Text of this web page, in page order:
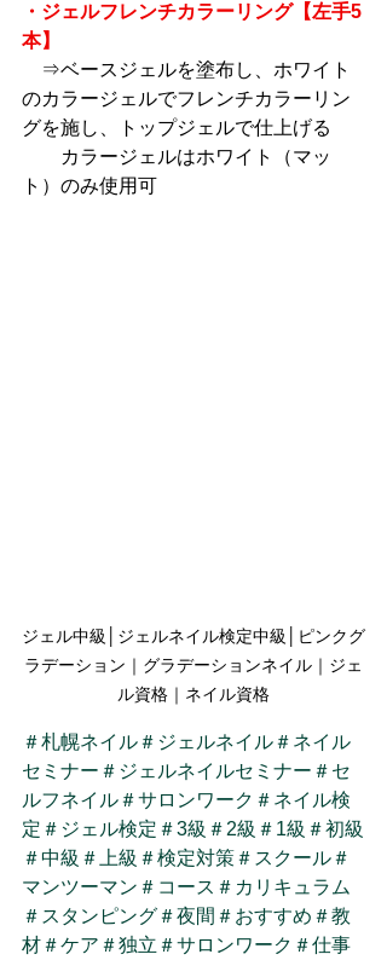
・ジェルフレンチカラーリング【左手5
本】
⇒ベースジェルを塗布し、ホワイト
のカラージェルでフレンチカラーリン
グを施し、トップジェルで仕上げる
カラージェルはホワイト（マッ
ト）のみ使用可
ジェル中級│ジェルネイル検定中級│ピンクグ
ラデーション｜グラデーションネイル｜ジェ
ル資格｜ネイル資格
＃札幌ネイル＃ジェルネイル＃ネイル
セミナー ＃ジェルネイルセミナー ＃セ
ルフネイル＃サロンワーク ＃ネイル検
定 ＃ジェル検定 ＃3級 ＃2級 ＃1級 ＃初級
＃中級 ＃上級 ＃検定対策＃スクール＃
マンツーマン ＃コース ＃カリキュラム
＃スタンピング＃夜間 ＃おすすめ ＃教
材＃ケア ＃独立 ＃サロンワーク ＃仕事